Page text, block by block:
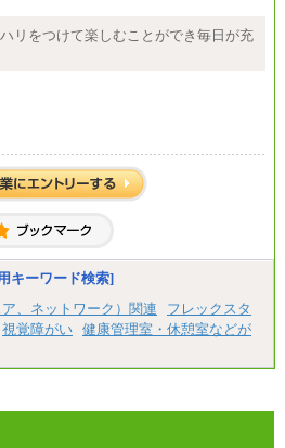
当手当 37円
リをつけて楽しむことができ毎日が充
キーワード検索]
、ネットワーク）関連
フレックスタ
視覚障がい 健康管理室・休憩室などが